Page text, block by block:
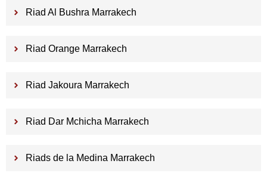
Riad Al Bushra Marrakech
Riad Orange Marrakech
Riad Jakoura Marrakech
Riad Dar Mchicha Marrakech
Riads de la Medina Marrakech